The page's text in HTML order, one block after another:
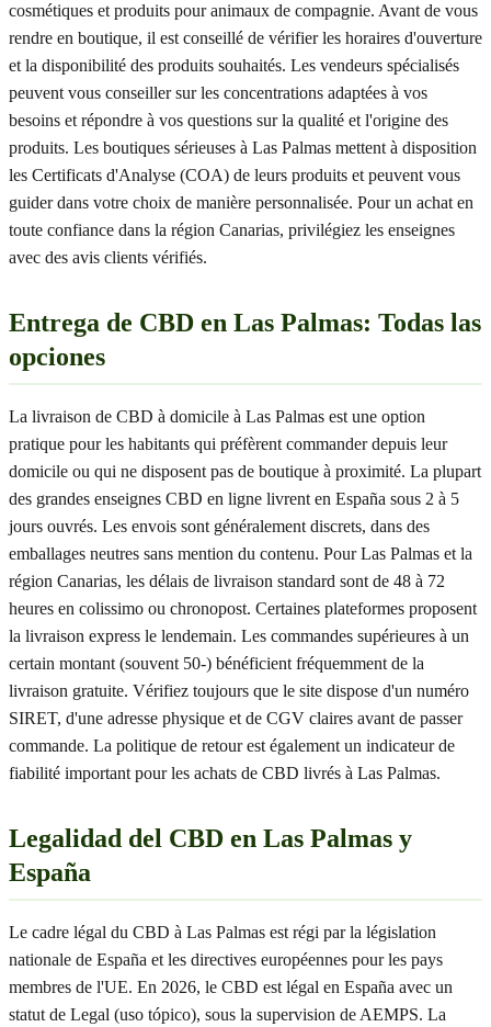
cosmétiques et produits pour animaux de compagnie. Avant de vous
rendre en boutique, il est conseillé de vérifier les horaires d'ouverture
et la disponibilité des produits souhaités. Les vendeurs spécialisés
peuvent vous conseiller sur les concentrations adaptées à vos
besoins et répondre à vos questions sur la qualité et l'origine des
produits. Les boutiques sérieuses à Las Palmas mettent à disposition
les Certificats d'Analyse (COA) de leurs produits et peuvent vous
guider dans votre choix de manière personnalisée. Pour un achat en
toute confiance dans la région Canarias, privilégiez les enseignes
avec des avis clients vérifiés.
Entrega de CBD en Las Palmas: Todas las
opciones
La livraison de CBD à domicile à Las Palmas est une option
pratique pour les habitants qui préfèrent commander depuis leur
domicile ou qui ne disposent pas de boutique à proximité. La plupart
des grandes enseignes CBD en ligne livrent en España sous 2 à 5
jours ouvrés. Les envois sont généralement discrets, dans des
emballages neutres sans mention du contenu. Pour Las Palmas et la
région Canarias, les délais de livraison standard sont de 48 à 72
heures en colissimo ou chronopost. Certaines plateformes proposent
la livraison express le lendemain. Les commandes supérieures à un
certain montant (souvent 50-) bénéficient fréquemment de la
livraison gratuite. Vérifiez toujours que le site dispose d'un numéro
SIRET, d'une adresse physique et de CGV claires avant de passer
commande. La politique de retour est également un indicateur de
fiabilité important pour les achats de CBD livrés à Las Palmas.
Legalidad del CBD en Las Palmas y
España
Le cadre légal du CBD à Las Palmas est régi par la législation
nationale de España et les directives européennes pour les pays
membres de l'UE. En 2026, le CBD est légal en España avec un
statut de Legal (uso tópico), sous la supervision de AEMPS. La